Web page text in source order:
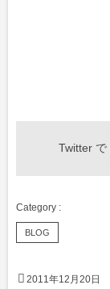
Twitter で
BLOG
2011年12月20日